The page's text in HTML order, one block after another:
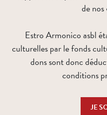
de nos
Estro Armonico asbl
culturelles par le fonds
dons sont donc
conditions
JE